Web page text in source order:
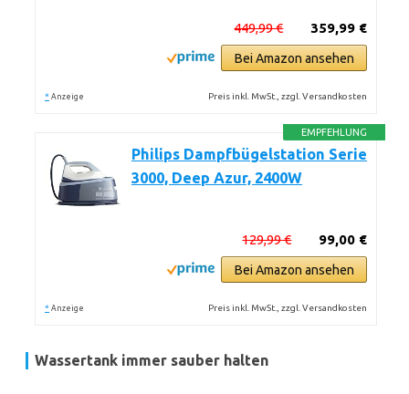
359,99 €
449,99 €
Bei Amazon ansehen
* Anzeige Preis inkl. MwSt., zzgl. Versandkosten
EMPFEHLUNG
Philips Dampfbügelstation Serie
3000, Deep Azur, 2400W
99,00 €
129,99 €
Bei Amazon ansehen
* Anzeige Preis inkl. MwSt., zzgl. Versandkosten
Wassertank immer sauber halten